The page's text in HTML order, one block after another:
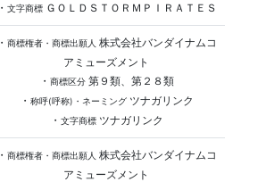
・ 文字商標ＧＯＬＤＳＴＯＲＭＰＩＲＡＴＥＳ
・ 商標権者・商標出願人 株式会社バンダイナムコ
アミューズメント
・ 商標区分第９類、第２８類
・ 称呼(呼称)・ネーミングツナガリンク
・ 文字商標ツナガリンク
・ 商標権者・商標出願人 株式会社バンダイナムコ
アミューズメント